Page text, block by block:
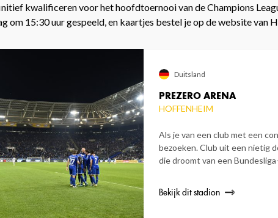
kwalificeren voor het hoofdtoernooi van de Champions
om 15:30 uur gespeeld, en kaartjes bestel je op de website van
PREZERO ARENA
HOFFENHEIM
Als je van een club met een
bezoeken. Club uit een nietig
die droomt van een
Duitsland
Bekijk dit stadion